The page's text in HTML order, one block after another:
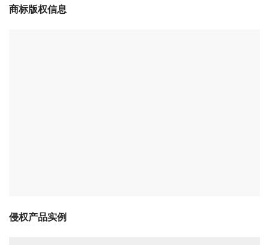
商标版权信息
侵权产品实例